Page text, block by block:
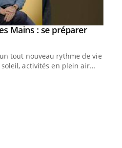
Mains : se préparer
tout nouveau rythme de vie !
soleil, activités en plein air…